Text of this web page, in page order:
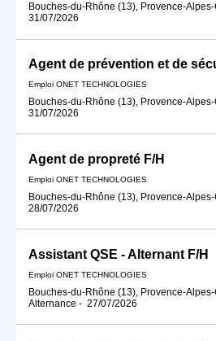
Bouches-du-Rhône (13), Provence-
31/07/2026
Agent de prévention et de
Emploi ONET TECHNOLOGIES
Bouches-du-Rhône (13), Provence-
31/07/2026
Agent de propreté F/H
Emploi ONET TECHNOLOGIES
Bouches-du-Rhône (13), Provence-
28/07/2026
Assistant QSE - Alternant F/H
Emploi ONET TECHNOLOGIES
Bouches-du-Rhône (13), Provence-
Alternance - 27/07/2026